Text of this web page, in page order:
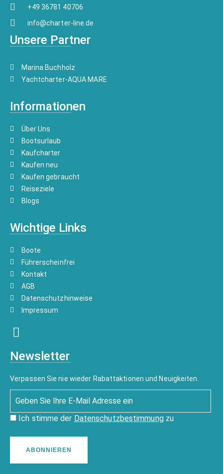
+49 36781 40706
info@charter-line.de
Unsere Partner
Marina Buchholz
Yachtcharter-AQUA MARE
Informationen
Über Uns
Bootsurlaub
Kaufcharter
Kaufen neu
Kaufen gebraucht
Reiseziele
Blogs
Wichtige Links
Boote
Führerscheinfrei
Kontakt
AGB
Datenschutzhinweise
Impressum
Newsletter
Verpassen Sie nie wieder Rabattaktionen und Neuigkeiten.
Ich stimme der Datenschutzbestimmungzu
ABONNIEREN